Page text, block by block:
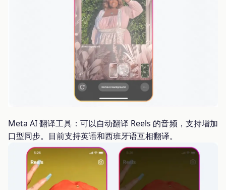
Meta AI 翻译工具：可以自动翻译 Reels 的音频，支持增加
口型同步。目前支持英语和西班牙语互相翻译。